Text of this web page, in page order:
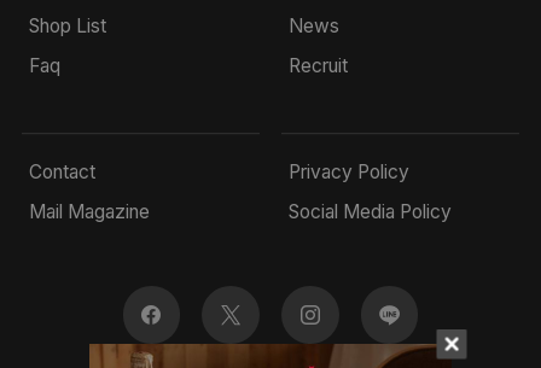
Shop List
Faq
News
Recruit
Contact
Mail Magazine
Privacy Policy
Social Media Policy